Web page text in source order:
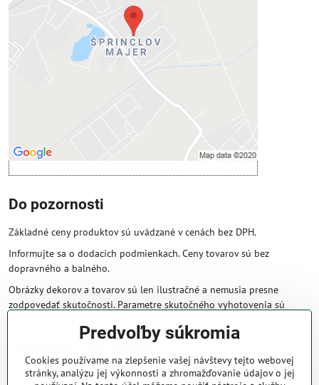
Prajete si načítať externý obsah?
Povoliť tentokrát
Povoliť a zapamätať - súhlas s druhom
cookie: Funkčné
Otvoriť obsah v novom okne
Do pozornosti
Základné ceny produktov sú uvádzané v cenách bez DPH.
Informujte sa o dodacích podmienkach. Ceny tovarov sú bez
dopravného a balného.
Obrázky dekorov a tovarov sú len ilustračné a nemusia presne
zodpovedať skutočnosti. Parametre skutočného vyhotovenia sú
Obchodné podmienky
Naše obchodné podmienky zaručujú bezproblémové spracovanie
Predvoľby súkromia
Cookies používame na zlepšenie vašej návštevy tejto webovej
stránky, analýzu jej výkonnosti a zhromažďovanie údajov o jej